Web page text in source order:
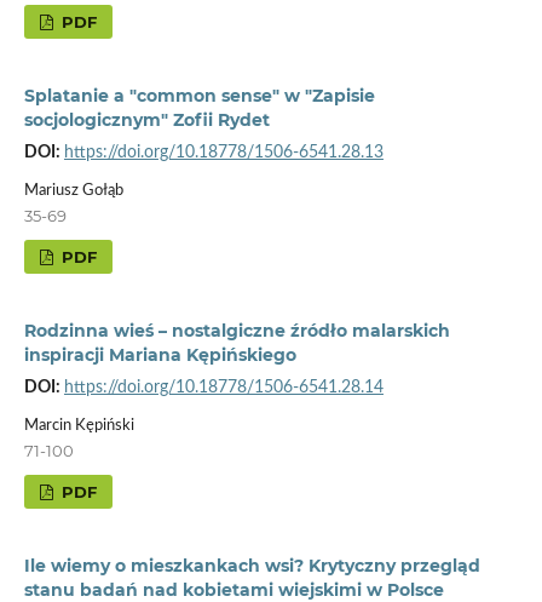
PDF
Splatanie a "common sense" w "Zapisie
socjologicznym" Zofii Rydet
DOI: https://doi.org/10.18778/1506-6541.28.13
Mariusz Gołąb
35-69
PDF
Rodzinna wieś – nostalgiczne źródło malarskich
inspiracji Mariana Kępińskiego
DOI: https://doi.org/10.18778/1506-6541.28.14
Marcin Kępiński
71-100
PDF
Ile wiemy o mieszkankach wsi? Krytyczny przegląd
stanu badań nad kobietami wiejskimi w Polsce